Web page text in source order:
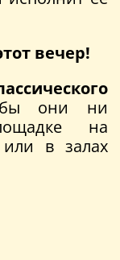
вечер!
они ни
на
в залах